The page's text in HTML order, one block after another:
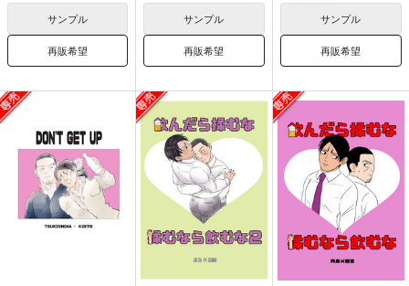
サンプル
再販希望
サンプル
再販希望
サンプル
再販希望